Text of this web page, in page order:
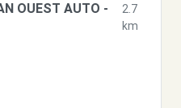
OUEST AUTO -
2.7
km